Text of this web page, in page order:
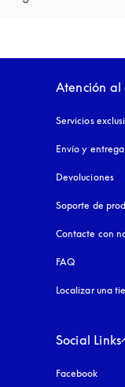
Atención al
Servicios
Envío y entrega
Devoluciones
Soporte de
Contacte con
FAQ
Localizar una
Social Links
Facebook